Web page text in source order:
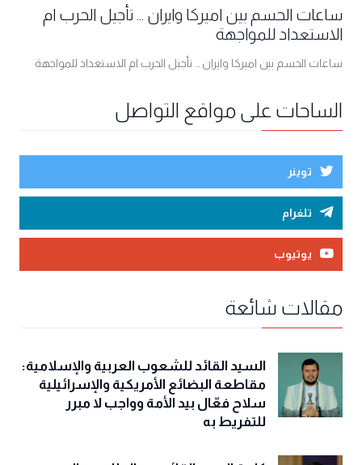
ساعات الحسم بين اميركا وايران ... تأجيل الحرب ام
الاستعداد للمواجهة
ساعات الحسم بين اميركا وايران ... تأجيل الحرب ام الاستعداد للمواجهة
الساحات على مواقع التواصل
توينر
تلغرام
يوتيوب
مقالات شائعة
السيد القائد للشعوب العربية والإسلامية:
مقاطعة البضائع الأمريكية والإسرائيلية
سلاح فعّال بيد الأمة وواجب لا مبرر
للتفريط به